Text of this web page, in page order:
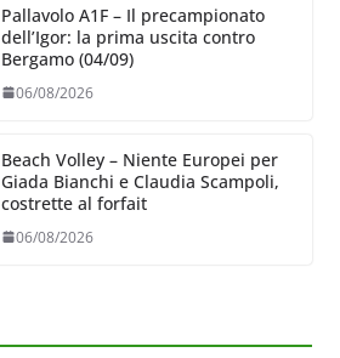
Pallavolo A1F – Il precampionato
dell’Igor: la prima uscita contro
Bergamo (04/09)
06/08/2026
Beach Volley – Niente Europei per
Giada Bianchi e Claudia Scampoli,
costrette al forfait
06/08/2026